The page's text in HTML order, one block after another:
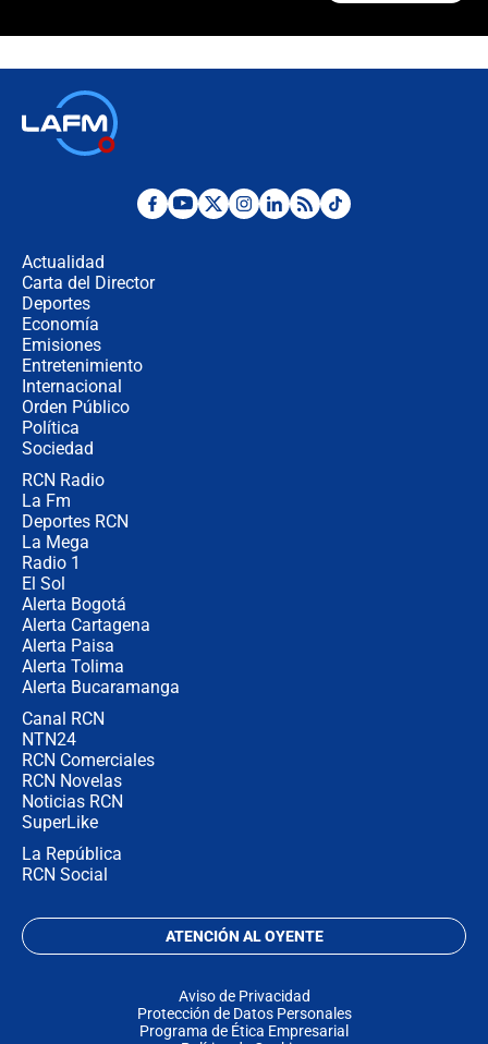
¿Por qué De la Espriella gobernará
Actualidad
Carta del Director
Deportes
Economía
Emisiones
Entretenimiento
Internacional
Orden Público
Política
Sociedad
RCN Radio
La Fm
Deportes RCN
La Mega
Radio 1
El Sol
Alerta Bogotá
Alerta Cartagena
Alerta Paisa
Alerta Tolima
Alerta Bucaramanga
Canal RCN
NTN24
RCN Comerciales
RCN Novelas
Noticias RCN
SuperLike
La República
RCN Social
ATENCIÓN AL OYENTE
Aviso de Privacidad
Protección de Datos Personales
Programa de Ética Empresarial